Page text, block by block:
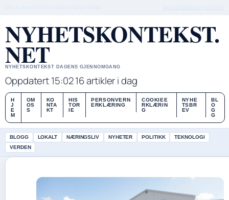
NYHETSKONTEKST.
NET
NYHETSKONTEKST DAGENS GJENNOMGANG
Oppdatert 15:0216 artikler i dag
H
J
E
M
OM
OS
S
KO
NTA
KT
HIS
TOR
IE
PERSONVERN
ERKLÆRING
COOKIEE
RKLÆRIN
G
NYHE
TSBR
EV
BL
O
G
G
BLOGG LOKALT NÆRINGSLIV NYHETER POLITIKK
TEKNOLOGI
VERDEN